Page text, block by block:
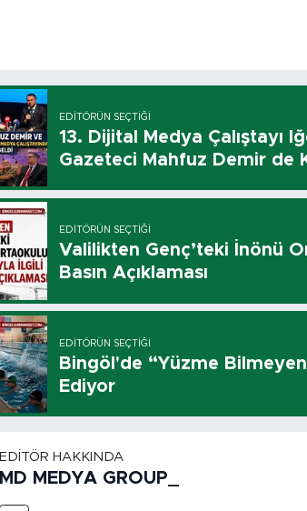
EDITÖRÜN SEÇTIĞI
13. Dijital Medya Çalıştayı
Gazeteci Mahfuz Demir de
EDITÖRÜN SEÇTIĞI
Valilikten Genç’teki İnönü
Basın Açıklaması
EDITÖRÜN SEÇTIĞI
Bingöl'de “Yüzme
Ediyor
EDITÖR HAKKINDA
MD MEDYA GROUP_